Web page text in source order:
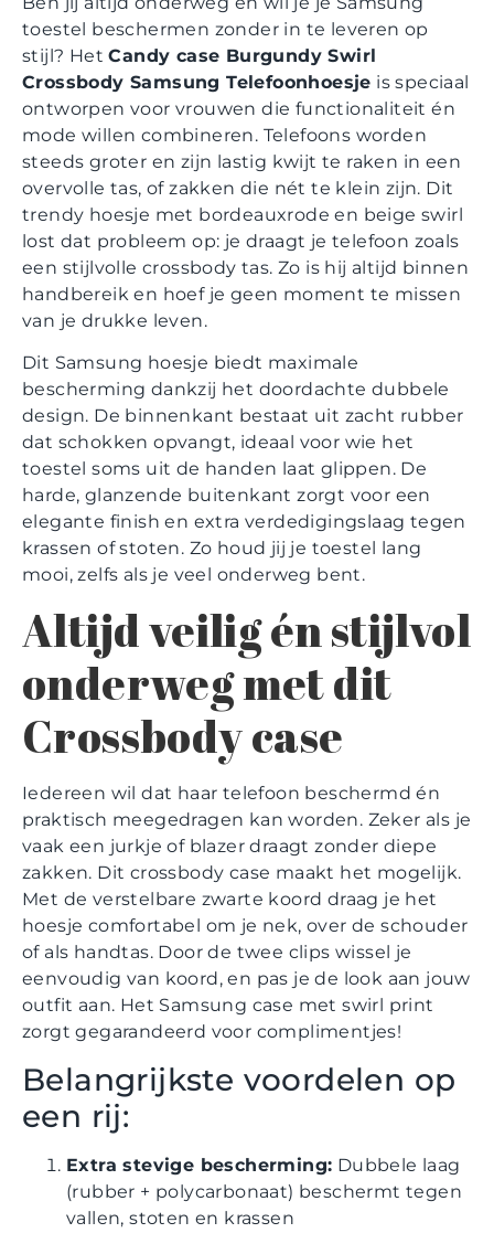
toestel beschermen zonder in te leveren op
stijl? HetCandy case Burgundy Swirl
Crossbody Samsung Telefoonhoesje is speciaal
ontworpen voor vrouwen die functionaliteit én
mode willen combineren. Telefoons worden
steeds groter en zijn lastig kwijt te raken in een
overvolle tas, of zakken die nét te klein zijn. Dit
trendy hoesje met bordeauxrode en beige swirl
lost dat probleem op: je draagt je telefoon zoals
een stijlvolle crossbody tas. Zo is hij altijd binnen
handbereik en hoef je geen moment te missen
van je drukke leven.
Dit Samsung hoesje biedt maximale
bescherming dankzij het doordachte dubbele
design. De binnenkant bestaat uit zacht rubber
dat schokken opvangt, ideaal voor wie het
toestel soms uit de handen laat glippen. De
harde, glanzende buitenkant zorgt voor een
elegante finish en extra verdedigingslaag tegen
krassen of stoten. Zo houd jij je toestel lang
mooi, zelfs als je veel onderweg bent.
Altijd veilig én stijlvol
onderweg met dit
Crossbody case
Iedereen wil dat haar telefoon beschermd én
praktisch meegedragen kan worden. Zeker als je
vaak een jurkje of blazer draagt zonder diepe
zakken. Dit crossbody case maakt het mogelijk.
Met de verstelbare zwarte koord draag je het
hoesje comfortabel om je nek, over de schouder
of als handtas. Door de twee clips wissel je
eenvoudig van koord, en pas je de look aan jouw
outfit aan. Het Samsung case met swirl print
zorgt gegarandeerd voor complimentjes!
Belangrijkste voordelen op
een rij:
Extra stevige bescherming: Dubbele laag
(rubber + polycarbonaat) beschermt tegen
vallen, stoten en krassen